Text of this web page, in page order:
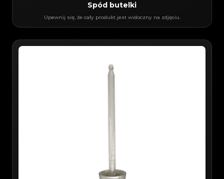
Spód butelki
Upewnij się, że cały produkt jest widoczny na zdjęciu.